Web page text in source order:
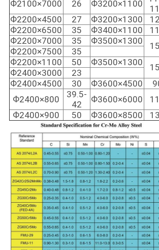
Ф2100×7000
26 Ф3200×1100
Ф2200×4500
27 Ф3200×1300
Ф2200×6500
35 Ф3400×1100
Ф2200×7000
35 Ф3500×1300
Ф2200×7500
35
Ф2200×1100
50 Ф3500×1300
Ф2400×3000
23
Ф2400×4500
30 Ф3600×4500
Ф2400×800
39.5-
42
Ф3600×6000
Ф2400×900
50 Ф3600×8500